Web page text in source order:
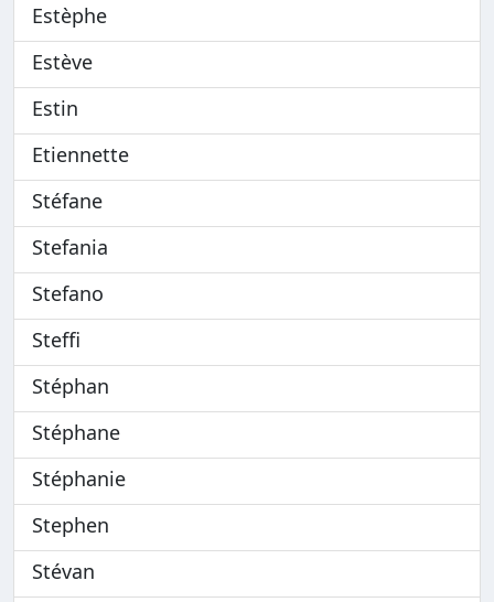
Estèphe
Estève
Estin
Etiennette
Stéfane
Stefania
Stefano
Steffi
Stéphan
Stéphane
Stéphanie
Stephen
Stévan